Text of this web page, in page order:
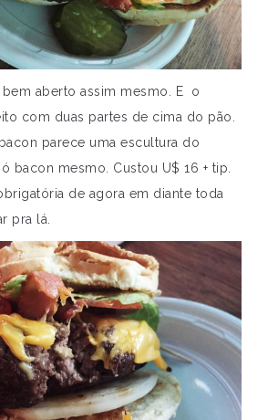
aberto assim mesmo. E o
com duas partes de cima do pão.
bacon parece uma escultura do
bacon mesmo. Custou U$ 16 + tip.
de agora em diante toda
pra lá.